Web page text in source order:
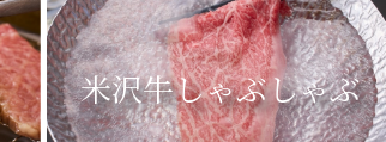
米沢牛しゃぶしゃぶ